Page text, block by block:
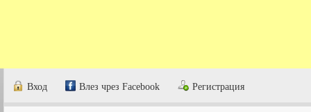
Вход Влез чрез Facebook Регистрация